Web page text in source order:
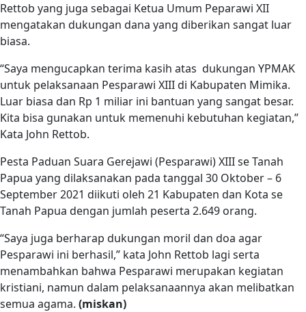
Rettob yang juga sebagai Ketua Umum Peparawi XII
mengatakan dukungan dana yang diberikan sangat luar
biasa.
“Saya mengucapkan terima kasih atas dukungan YPMAK
untuk pelaksanaan Pesparawi XIII di Kabupaten Mimika.
Luar biasa dan Rp 1 miliar ini bantuan yang sangat besar.
Kita bisa gunakan untuk memenuhi kebutuhan kegiatan,”
Kata John Rettob.
Pesta Paduan Suara Gerejawi (Pesparawi) XIII se Tanah
Papua yang dilaksanakan pada tanggal 30 Oktober – 6
September 2021 diikuti oleh 21 Kabupaten dan Kota se
Tanah Papua dengan jumlah peserta 2.649 orang.
“Saya juga berharap dukungan moril dan doa agar
Pesparawi ini berhasil,” kata John Rettob lagi serta
menambahkan bahwa Pesparawi merupakan kegiatan
kristiani, namun dalam pelaksanaannya akan melibatkan
semua agama. (miskan)